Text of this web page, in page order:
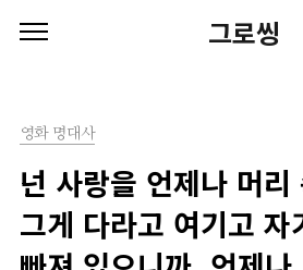
그로씽
영화 명대사
넌 사랑을 언제나 머
그게 다라고 여기고 자